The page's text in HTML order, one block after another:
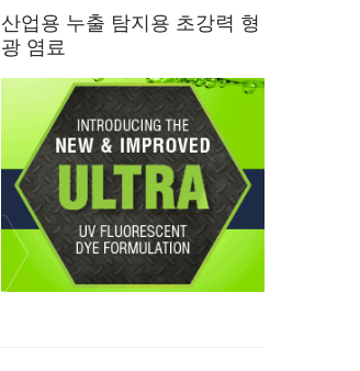
산업용 누출 탐지용 초강력 형
광 염료